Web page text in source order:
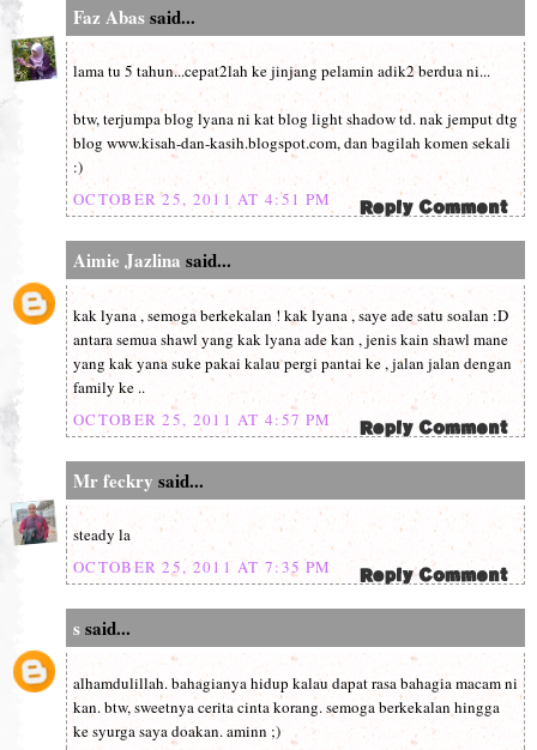
Faz Abassaid...
lama tu 5 tahun...cepat2lah ke jinjang pelamin adik2 berdua ni...
btw, terjumpa blog lyana ni kat blog light shadow td. nak jemput dtg
blog www.kisah-dan-kasih.blogspot.com, dan bagilah komen sekali
:)
OCTOBER 25, 2011 AT 4:51 PM
Aimie Jazlina said...
kak lyana , semoga berkekalan ! kak lyana , saye ade satu soalan :D
antara semua shawl yang kak lyana ade kan , jenis kain shawl mane
yang kak yana suke pakai kalau pergi pantai ke , jalan jalan dengan
family ke ..
OCTOBER 25, 2011 AT 4:57 PM
Mr feckry said...
steady la
OCTOBER 25, 2011 AT 7:35 PM
ssaid...
alhamdulillah. bahagianya hidup kalau dapat rasa bahagia macam ni
kan. btw, sweetnya cerita cinta korang. semoga berkekalan hingga
ke syurga saya doakan. aminn ;)